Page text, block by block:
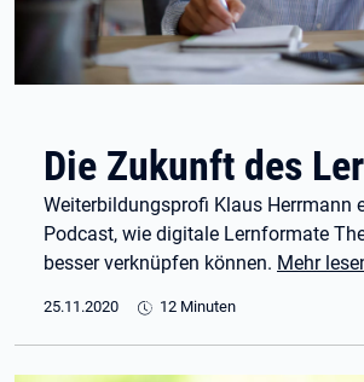
Die Zukunft des
Weiterbildungsprofi Klaus Herrmann
Podcast, wie digitale Lernformate
besser verknüpfen können. Mehr
25.11.2020 12 Minuten